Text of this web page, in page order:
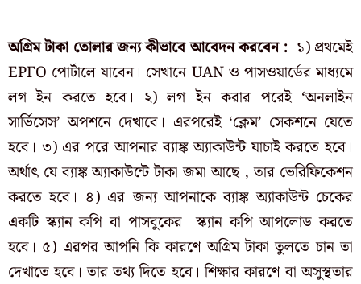
অগ্রিম টাকা তোলার জন্য কীভাবে আবেদন করবেন : ১) প্রথমেই
EPFO ​​পোর্টালে যাবেন। সেখানে UAN ও পাসওয়ার্ডের মাধ্যমে
লগ ইন করতে হবে। ২) লগ ইন করার পরেই ‘অনলাইন
সার্ভিসেস’ অপশনে দেখাবে। এরপরেই ‘ক্লেম’ সেকশনে যেতে
হবে। ৩) এর পরে আপনার ব্যাঙ্ক অ্যাকাউন্ট যাচাই করতে হবে।
অর্থাৎ যে ব্যাঙ্ক অ্যাকাউন্টে টাকা জমা আছে , তার ভেরিফিকেশন
করতে হবে। ৪) এর জন্য আপনাকে ব্যাঙ্ক অ্যাকাউন্ট চেকের
একটি স্ক্যান কপি বা পাসবুকের স্ক্যান কপি আপলোড করতে
হবে। ৫) এরপর আপনি কি কারণে অগ্রিম টাকা তুলতে চান তা
দেখাতে হবে। তার তথ্য দিতে হবে। শিক্ষার কারণে বা অসুস্থতার